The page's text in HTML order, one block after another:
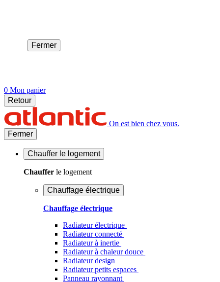
Fermer
0 Mon panier
Retour
On est bien chez vous.
Fermer
Chauffer le logement
Chauffer le logement
Chauffage électrique
Chauffage électrique
Radiateur électrique
Radiateur connecté
Radiateur à inertie
Radiateur à chaleur douce
Radiateur design
Radiateur petits espaces
Panneau rayonnant